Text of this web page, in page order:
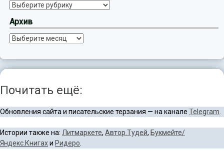
Рубрики
Архив
Архив
Почитать ещё:
Обновления сайта и писательские терзания — на канале Telegram
Истории также на: Литмаркете, Автор.Тудей, Букмейте/
Яндекс.Книгахи Ридеро